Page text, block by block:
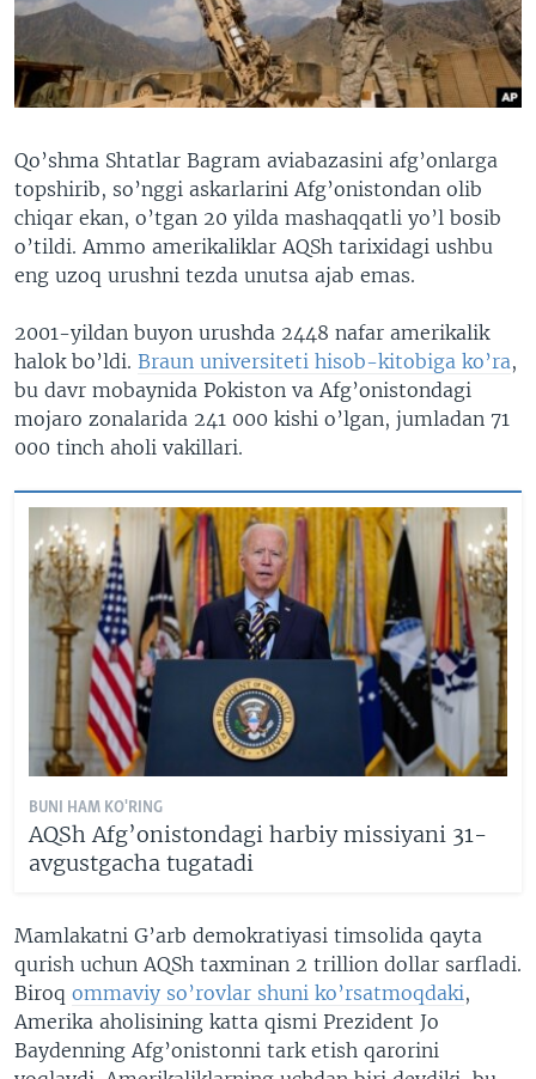
XABARLAR SURATLARDA
ODNOKLASSNIKI
TELEGRAM
TWITTER
SOUNDCLOUD
VOA
Qo’shma Shtatlar Bagram aviabazasini afg’onlarga
topshirib, so’nggi askarlarini Afg’onistondan olib
chiqar ekan, o’tgan 20 yilda mashaqqatli yo’l bosib
o’tildi. Ammo amerikaliklar AQSh tarixidagi ushbu
eng uzoq urushni tezda unutsa ajab emas.
2001-yildan buyon urushda 2448 nafar amerikalik
halok bo’ldi. Braun universiteti hisob-kitobiga ko’ra,
bu davr mobaynida Pokiston va Afg’onistondagi
mojaro zonalarida 241 000 kishi o’lgan, jumladan 71
000 tinch aholi vakillari.
BUNI HAM KO'RING
AQSh Afg’onistondagi harbiy missiyani 31-
avgustgacha tugatadi
Mamlakatni G’arb demokratiyasi timsolida qayta
qurish uchun AQSh taxminan 2 trillion dollar sarfladi.
Biroq ommaviy so’rovlar shuni ko’rsatmoqdaki,
Amerika aholisining katta qismi Prezident Jo
Baydenning Afg’onistonni tark etish qarorini